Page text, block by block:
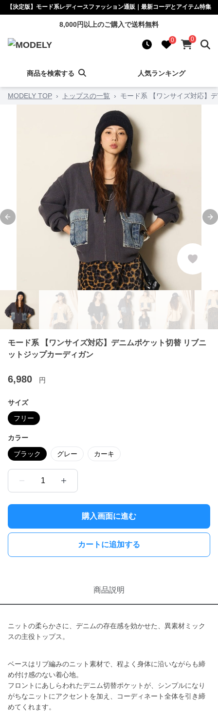
【決定版】モード系レディースファッション通販｜最新コーデとアイテム特集
8,000円以上のご購入で送料無料
0 0
商品を検索する 人気ランキング
MODELY TOP › トップスの一覧 › モード系 【ワンサイズ対応】
Previous slide
モード系 【ワンサイズ対応】デニムポケット切替 リブニ
ットジップカーディガン
6,980 円
サイズ
フリー
カラー
ブラック グレー カーキ
1
購入画面に進む
カートに追加する
商品説明
ニットの柔らかさに、デニムの存在感を効かせた、異素材ミック
スの主役トップス。
ベースはリブ編みのニット素材で、程よく身体に沿いながらも締
め付け感のない着心地。
フロントにあしらわれたデニム切替ポケットが、シンプルになり
がちなニットにアクセントを加え、コーディネート全体を引き締
めてくれます。